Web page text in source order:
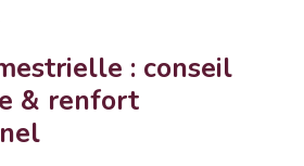
: conseil
& renfort